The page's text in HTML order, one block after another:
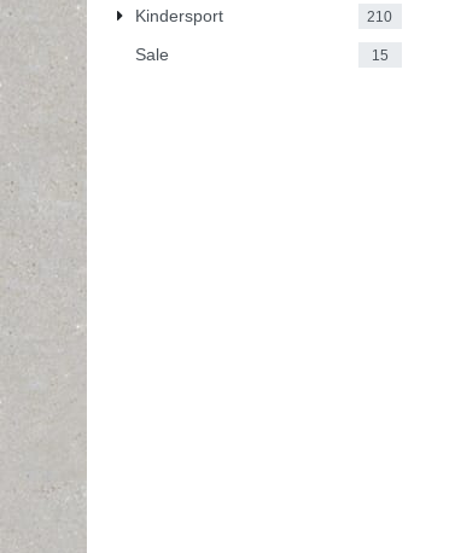
Kindersport 210
Sale 15